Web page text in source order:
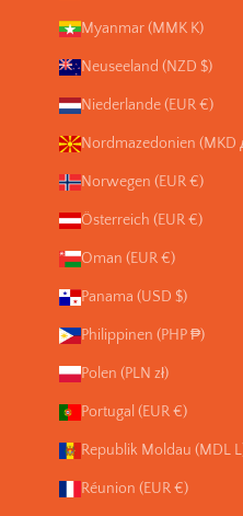
Myanmar (MMK K)
Neuseeland (NZD $)
Niederlande (EUR €)
Nordmazedonien (MKD
Norwegen (EUR €)
Österreich (EUR €)
Oman (EUR €)
Panama (USD $)
Philippinen (PHP ₱)
Polen (PLN zł)
Portugal (EUR €)
Republik Moldau (MDL
Réunion (EUR €)